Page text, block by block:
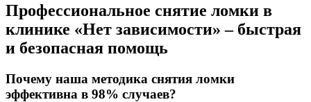
Профессиональное снятие ломки в
клинике «Нет зависимости» – быстрая
и безопасная помощь
Почему наша методика снятия ломки
эффективна в 98% случаев?